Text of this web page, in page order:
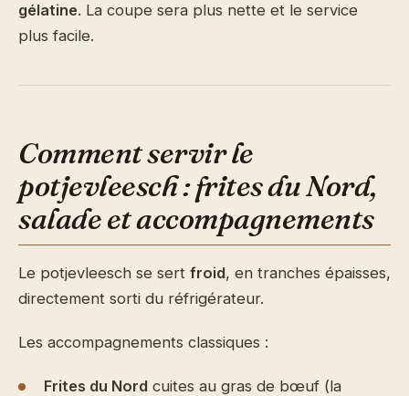
gélatine. La coupe sera plus nette et le service
plus facile.
Comment servir le
potjevleesch : frites du Nord,
salade et accompagnements
Le potjevleesch se sert froid, en tranches épaisses,
directement sorti du réfrigérateur.
Les accompagnements classiques :
Frites du Nord cuites au gras de bœuf (la